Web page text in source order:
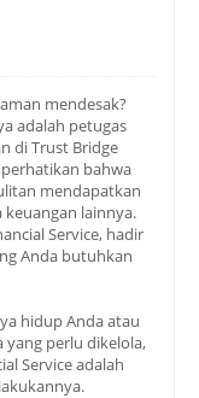
mendesak?
adalah petugas
di Trust Bridge
bahwa
mendapatkan
lainnya.
Service, hadir
Anda butuhkan
hidup Anda atau
perlu dikelola,
Service adalah